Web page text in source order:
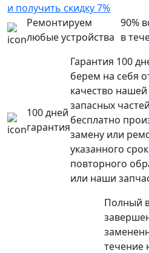
и получить скидку 7%
Ремонтируем
любые устройства
90%
в
100 дней
гарантия
Гарантия 100
берем на себя
качество
запасных
бесплатно
замену или
указанного
повторного
или наши
Полный
течение